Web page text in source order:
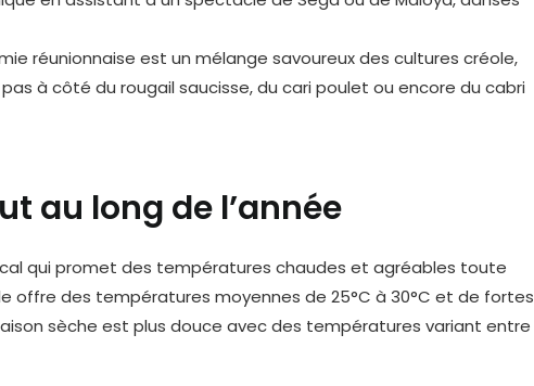
réunionnaise est un mélange savoureux des cultures créole,
à côté du rougail saucisse, du cari poulet ou encore du cabri
au long de l’année
qui promet des températures chaudes et agréables toute
offre des températures moyennes de 25°C à 30°C et de fortes
sèche est plus douce avec des températures variant entre